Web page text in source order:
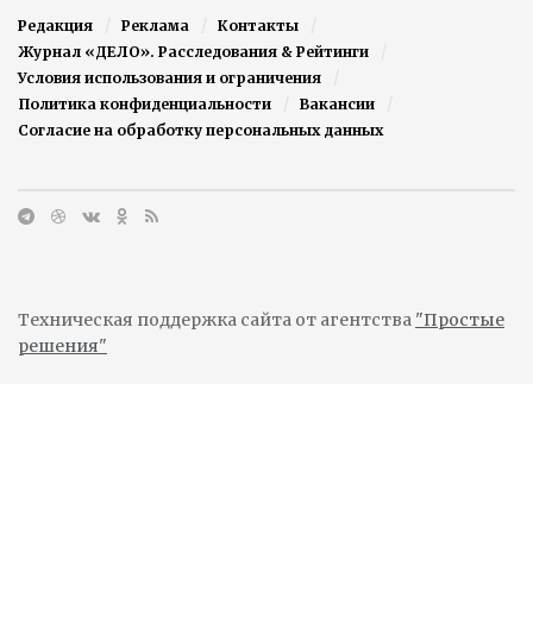
Редакция Реклама
Контакты
Журнал «ДЕЛО». Расследования & Рейтинги
Условия использования и ограничения
Политика конфиденциальности
Вакансии
Согласие на обработку персональных данных
Техническая поддержка сайта от агентства "Простые
решения"